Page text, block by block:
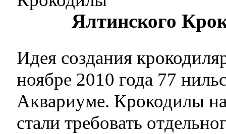
Ялтинского
Идея создания
ноябре 2010 года 77
Аквариуме. Крокодилы
стали требовать